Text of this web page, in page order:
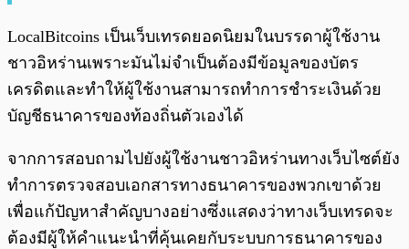
LocalBitcoins เป็นเว็บเทรดยอดนิยมในบรรดาผู้ใช้งาน
ชาวอิหร่านเพราะมันไม่จำเป็นต้องมีข้อมูลของบัตร
เครดิตและทำให้ผู้ใช้งานสามารถทำการชำระเงินด้วย
บัญชีธนาคารของท้องถิ่นตัวเองได้
จากการสอบถามไปยังผู้ใช้งานชาวอิหร่านทางเว็บไซต์ยัง
ทำการตรวจสอบเอกสารทางธนาคารของพวกเขาด้วย
เพื่อแก้ปัญหาสำคัญบางอย่างซึ่งแสดงว่าทางเว็บเทรดจะ
ต้องมีผู้ให้คำแนะนำที่คุ้นเคยกับระบบการธนาคารของ